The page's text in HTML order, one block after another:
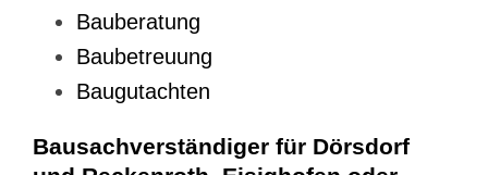
Bauberatung
Baubetreuung
Baugutachten
Bausachverständiger für Dörsdorf